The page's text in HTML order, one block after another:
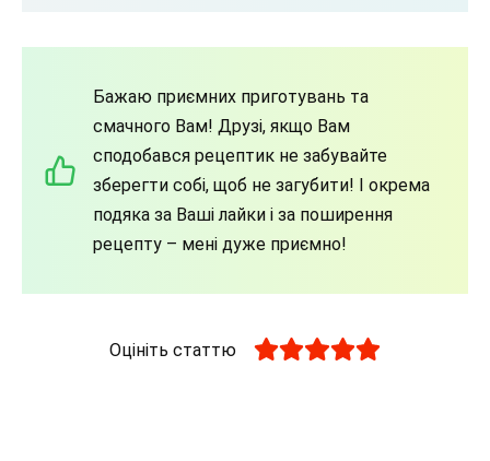
Бажаю приємних приготувань та
смачного Вам! Друзі, якщо Вам
сподобався рецептик не забувайте
зберегти собі, щоб не загубити! І окрема
подяка за Ваші лайки і за поширення
рецепту – мені дуже приємно!
Оцініть статтю